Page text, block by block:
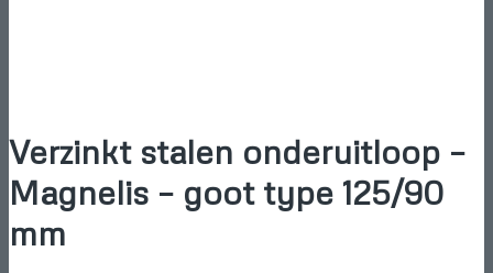
Verzinkt stalen onderuitloop –
Magnelis – goot type 125/90
mm